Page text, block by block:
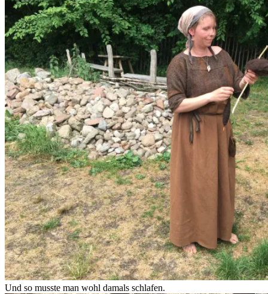
Und so musste man wohl damals schlafen.